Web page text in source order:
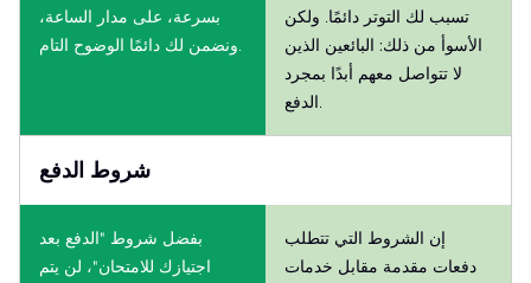
بسرعة، على مدار الساعة،
تسبب لك التوتر دائمًا. ولكن
الأسوأ من ذلك: البائعين الذين
لا تتواصل معهم أبدًا بمجرد
شروط الدفع
بفضل شروط "الدفع بعد
اجتيازك للامتحان"، لن يتم
إن الشروط التي تتطلب
دفعات مقدمة مقابل خدمات